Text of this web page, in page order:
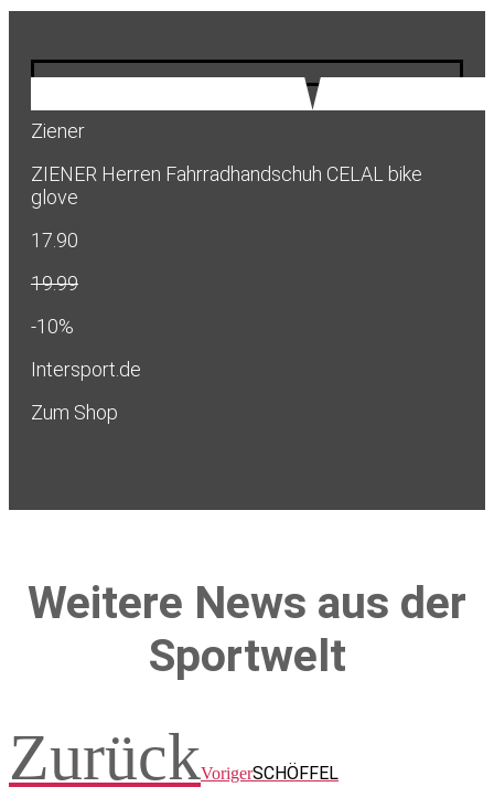
Ziener
ZIENER Herren Fahrradhandschuh CELAL bike
glove
17.90
19.99
-10%
Intersport.de
Zum Shop
Weitere News aus der
Sportwelt
ZurückVorigerSCHÖFFEL